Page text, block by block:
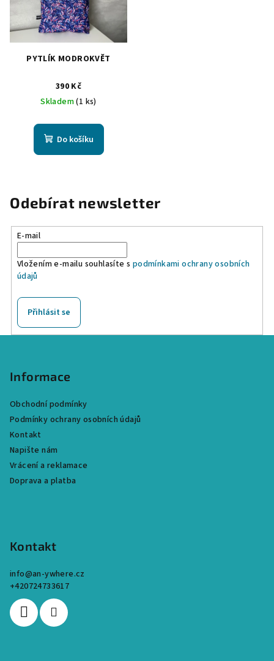
PYTLÍK MODROKVĚT
390 Kč
Skladem(1 ks)
Do košíku
Odebírat newsletter
E-mail
Vložením e-mailu souhlasíte s podmínkami ochrany osobních
údajů
Přihlásit se
Informace
Obchodní podmínky
Podmínky ochrany osobních údajů
Kontakt
Napište nám
Vrácení a reklamace
Doprava a platba
Kontakt
info@an-ywhere.cz
+420724733617